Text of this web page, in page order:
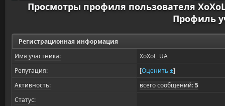
Просмотры профиля пользователя
Профиль
Регистрационная информация
Имя участника:
XoXoL_UA
Репутация:
[Оценить ±]
Активность:
всего сообщений:5
Статус: